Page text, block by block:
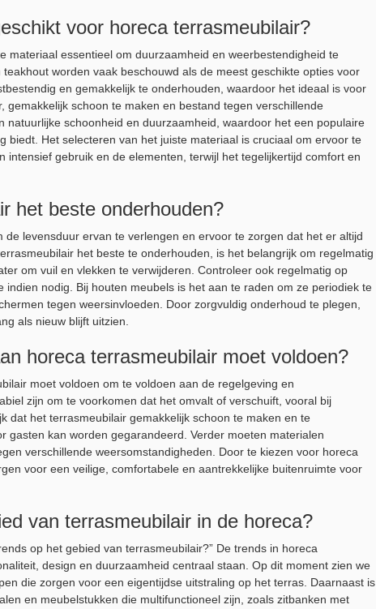
voor horeca terrasmeubilair?
materiaal essentieel om duurzaamheid en weerbestendigheid te
worden vaak beschouwd als de meest geschikte opties voor
en gemakkelijk te onderhouden, waardoor het ideaal is voor
gemakkelijk schoon te maken en bestand tegen verschillende
natuurlijke schoonheid en duurzaamheid, waardoor het een populaire
biedt. Het selecteren van het juiste materiaal is cruciaal om ervoor te
gebruik en de elementen, terwijl het tegelijkertijd comfort en
het beste onderhouden?
levensduur ervan te verlengen en ervoor te zorgen dat het er altijd
het beste te onderhouden, is het belangrijk om regelmatig
om vuil en vlekken te verwijderen. Controleer ook regelmatig op
nodig. Bij houten meubels is het aan te raden om ze periodiek te
tegen weersinvloeden. Door zorgvuldig onderhoud te plegen,
als nieuw blijft uitzien.
horeca terrasmeubilair moet voldoen?
moet voldoen om te voldoen aan de regelgeving en
zijn om te voorkomen dat het omvalt of verschuift, vooral bij
dat het terrasmeubilair gemakkelijk schoon te maken en te
gasten kan worden gegarandeerd. Verder moeten materialen
verschillende weersomstandigheden. Door te kiezen voor horeca
voor een veilige, comfortabele en aantrekkelijke buitenruimte voor
van terrasmeubilair in de horeca?
op het gebied van terrasmeubilair?” De trends in horeca
design en duurzaamheid centraal staan. Op dit moment zien we
die zorgen voor een eigentijdse uitstraling op het terras. Daarnaast is
en meubelstukken die multifunctioneel zijn, zoals zitbanken met